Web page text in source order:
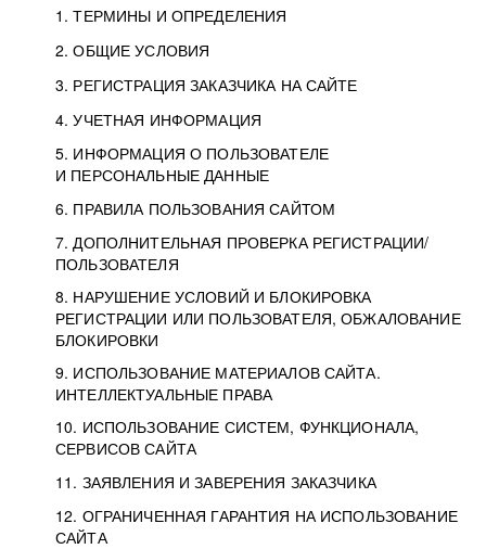
1. ТЕРМИНЫ И ОПРЕДЕЛЕНИЯ
2. ОБЩИЕ УСЛОВИЯ
3. РЕГИСТРАЦИЯ ЗАКАЗЧИКА НА САЙТЕ
4. УЧЕТНАЯ ИНФОРМАЦИЯ
5. ИНФОРМАЦИЯ О ПОЛЬЗОВАТЕЛЕ
И ПЕРСОНАЛЬНЫЕ ДАННЫЕ
6. ПРАВИЛА ПОЛЬЗОВАНИЯ САЙТОМ
7. ДОПОЛНИТЕЛЬНАЯ ПРОВЕРКА РЕГИСТРАЦИИ/
ПОЛЬЗОВАТЕЛЯ
8. НАРУШЕНИЕ УСЛОВИЙ И БЛОКИРОВКА
РЕГИСТРАЦИИ ИЛИ ПОЛЬЗОВАТЕЛЯ, ОБЖАЛОВАНИЕ
БЛОКИРОВКИ
9. ИСПОЛЬЗОВАНИЕ МАТЕРИАЛОВ САЙТА.
ИНТЕЛЛЕКТУАЛЬНЫЕ ПРАВА
10. ИСПОЛЬЗОВАНИЕ СИСТЕМ, ФУНКЦИОНАЛА,
СЕРВИСОВ САЙТА
11. ЗАЯВЛЕНИЯ И ЗАВЕРЕНИЯ ЗАКАЗЧИКА
12. ОГРАНИЧЕННАЯ ГАРАНТИЯ НА ИСПОЛЬЗОВАНИЕ
САЙТА